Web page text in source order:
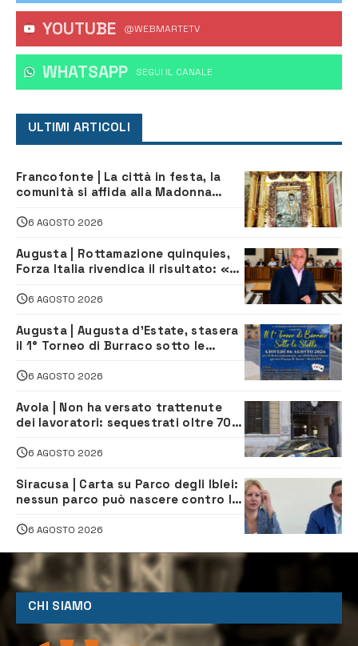
YOUTUBE @WEBMARTETV
WHATSAPP ‎SEGUI IL CANALE
ULTIMI ARTICOLI
Francofonte | La città in festa, la
comunità si affida alla Madonna
6 AGOSTO 2026
Augusta | Rottamazione quinquies,
Forza Italia rivendica il risultato: «La
6 AGOSTO 2026
Augusta | Augusta d’Estate, stasera
il 1° Torneo di Burraco sotto le
6 AGOSTO 2026
Avola | Non ha versato trattenute
dei lavoratori: sequestrati oltre 700
climatizzazione
6 AGOSTO 2026
Siracusa | Carta su Parco degli Iblei:
nessun parco può nascere contro le
6 AGOSTO 2026
CHI SIAMO